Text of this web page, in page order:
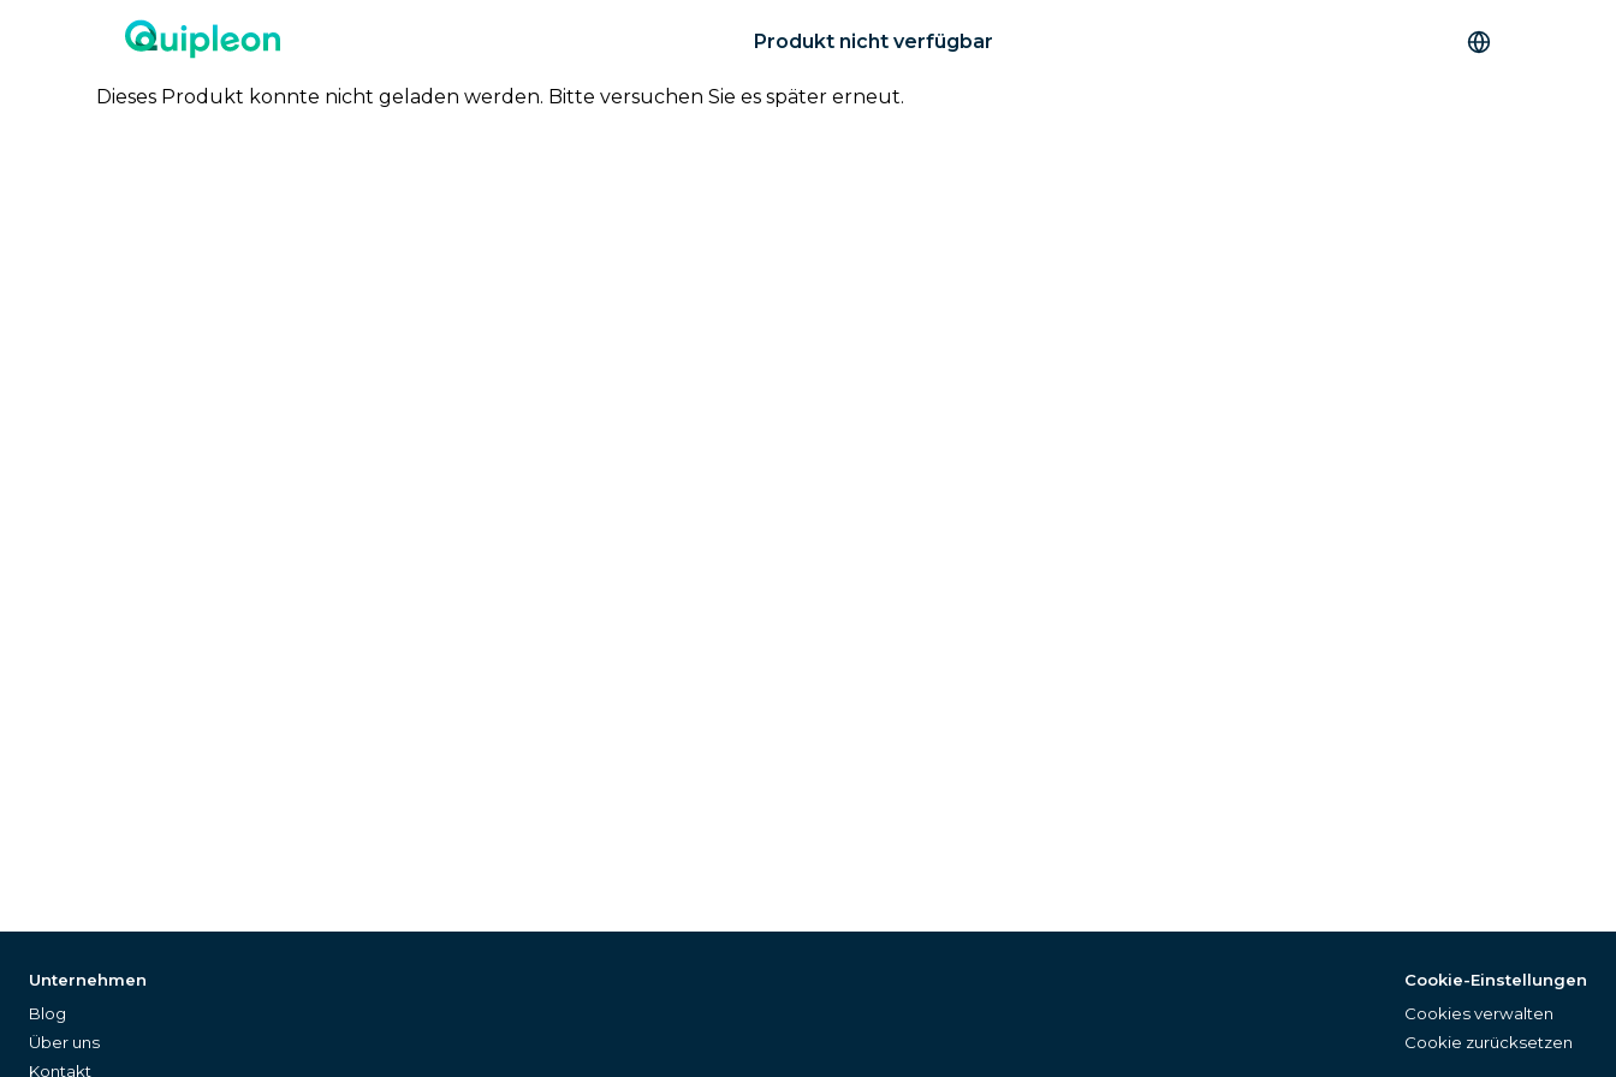
Produkt nicht verfügbar
Dieses Produkt konnte nicht geladen werden. Bitte versuchen Sie es später erneut.
Unternehmen
Blog
Über uns
Kontakt
Cookie-Einstellungen
Cookies verwalten
Cookie zurücksetzen